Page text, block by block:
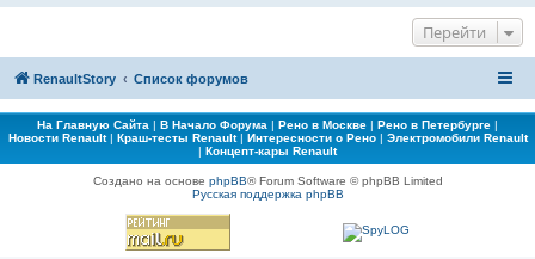
Перейти
RenaultStory Список форумов
На Главную Сайта | В Начало Форума | Рено в Москве | Рено в Петербурге |
Новости Renault| Краш-тесты Renault| Интересности о Рено| Электромобили Renault
| Концепт-кары Renault
Создано на основе phpBB® Forum Software © phpBB Limited
Русская поддержка phpBB